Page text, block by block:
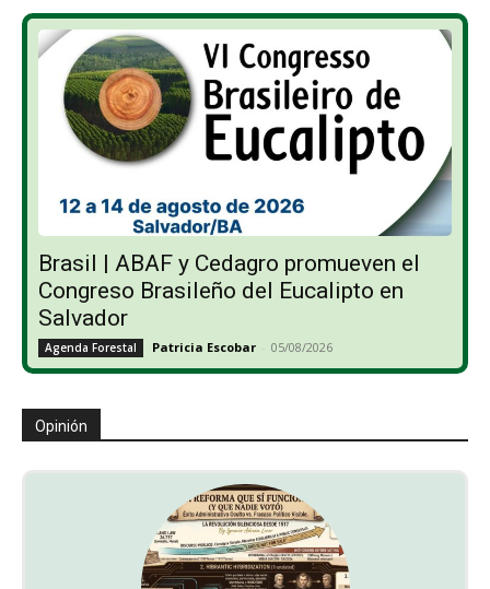
Brasil | ABAF y Cedagro promueven el
Congreso Brasileño del Eucalipto en
Salvador
Agenda Forestal Patricia Escobar - 05/08/2026
Opinión